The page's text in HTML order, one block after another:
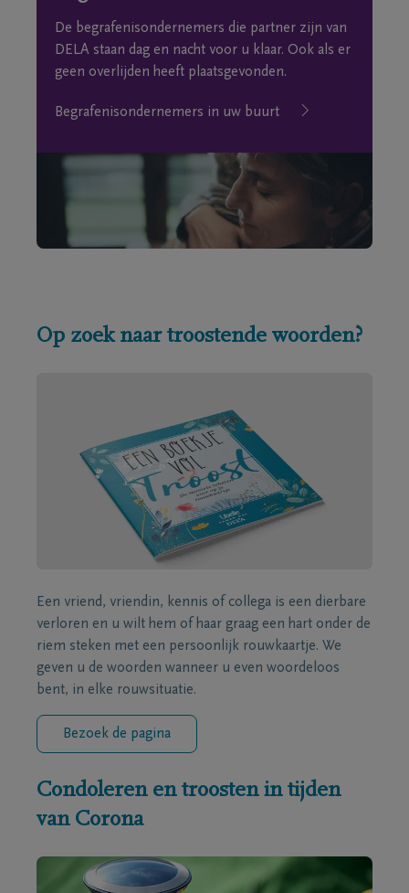
De begrafenisondernemers die partner zijn van
DELA staan dag en nacht voor u klaar. Ook als er
geen overlijden heeft plaatsgevonden.
Begrafenisondernemers in uw buurt
Op zoek naar troostende woorden?
Een vriend, vriendin, kennis of collega is een dierbare
verloren en u wilt hem of haar graag een hart onder de
riem steken met een persoonlijk rouwkaartje. We
geven u de woorden wanneer u even woordeloos
bent, in elke rouwsituatie.
Bezoek de pagina
Condoleren en troosten in tijden
van Corona